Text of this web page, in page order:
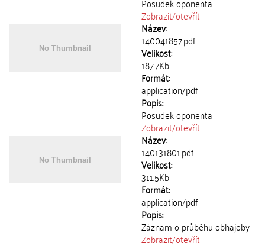
Zobrazit/otevřít
Název:
140041857.pdf
Velikost:
187.7Kb
Formát:
application/pdf
Popis:
Posudek oponenta
Zobrazit/otevřít
Název:
140131801.pdf
Velikost:
311.5Kb
Formát:
application/pdf
Popis:
Záznam o průběhu obhajoby
Zobrazit/otevřít